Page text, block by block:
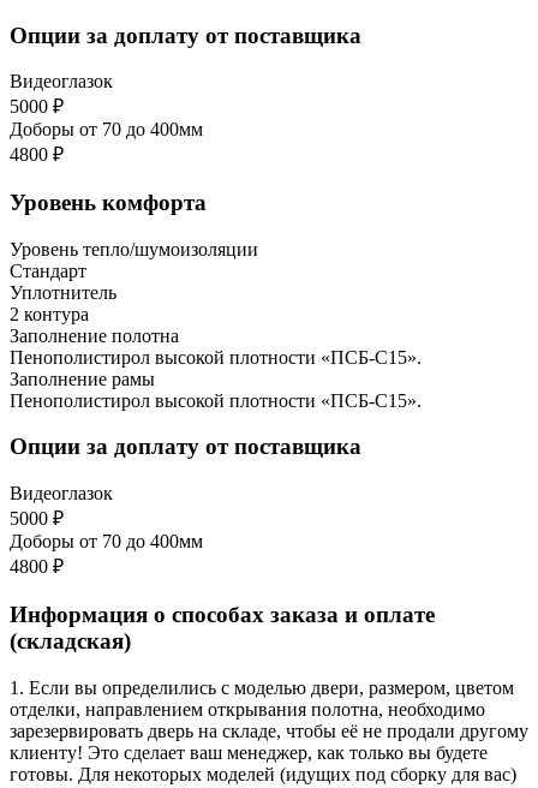
Опции за доплату от поставщика
Видеоглазок
5000 ₽
Доборы от 70 до 400мм
4800 ₽
Уровень комфорта
Уровень тепло/шумоизоляции
Стандарт
Уплотнитель
2 контура
Заполнение полотна
Пенополистирол высокой плотности «ПСБ-С15».
Заполнение рамы
Пенополистирол высокой плотности «ПСБ-С15».
Опции за доплату от поставщика
Видеоглазок
5000 ₽
Доборы от 70 до 400мм
4800 ₽
Информация о способах заказа и оплате
(складская)
1. Если вы определились с моделью двери, размером, цветом
отделки, направлением открывания полотна, необходимо
зарезервировать дверь на складе, чтобы её не продали другому
клиенту! Это сделает ваш менеджер, как только вы будете
готовы. Для некоторых моделей (идущих под сборку для вас)